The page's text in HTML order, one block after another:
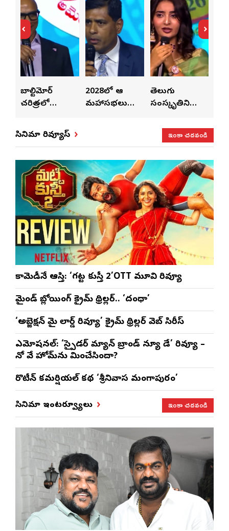
బాల్టిమోర్
చరిత్రలో
వేడుక ఇది: శ్రీధర్
బానాల
2028లో ఆటా
మహాసభలు
తెలుగు
సంస్కృతిని
చేస్తున్నారు:
అనన్య నాగళ్ల
సినిమా రివ్యూస్ ఇంకా చదవండి
కామెడీనే ఆస్తి: ‘గట్ట కుస్తీ 2’OTT మూవి రివ్యూ
మైండ్ బ్లోయింగ్ క్రైమ్ థ్రిల్లర్.. ‘దంధా’
‘అబ్జెక్ష‌న్ మై లార్డ్ రివ్యూ’ క్రైమ్ థ్రిల్ల‌ర్ వెబ్ సిరీస్
ఎమోష‌న‌ల్‌: ‘స్పైడర్ మ్యాన్ బ్రాండ్ న్యూ డే’ రివ్యూ –
నో వే హోమ్‌ను మించేసిందా?
రొటీన్‌ కమర్షియల్‌ కథ ‘శ్రీనివాస మంగాపురం’
సినిమా ఇంటర్వ్యూలు ఇంకా చదవండి